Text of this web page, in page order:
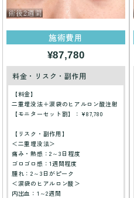
施術費用
¥87,780
料金・リスク・副作用
【料金】
二重埋没法＋涙袋のヒアルロン酸注射
【モニターセット割】：¥87,780
【リスク・副作用】
＜二重埋没法＞
痛み・熱感：2～3日程度
ゴロゴロ感：1週間程度
腫れ：2～3日がピーク
＜涙袋のヒアルロン酸＞
内出血：1～2週間